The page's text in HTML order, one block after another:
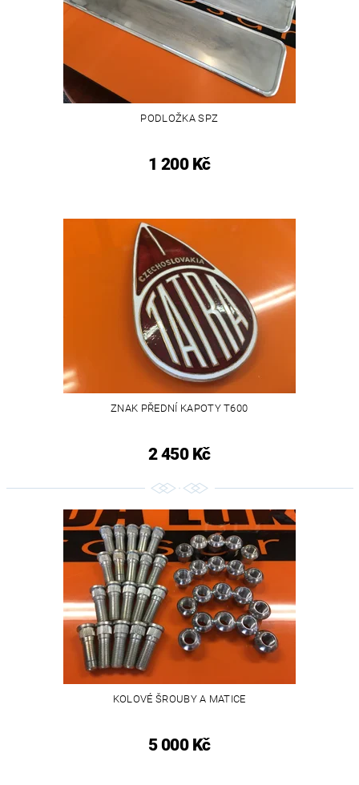
PODLOŽKA SPZ
1 200 Kč
ZNAK PŘEDNÍ KAPOTY T600
2 450 Kč
KOLOVÉ ŠROUBY A MATICE
5 000 Kč